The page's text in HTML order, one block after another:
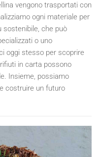
vengono trasportati con
ogni materiale per
che può
o uno
oggi stesso per scoprire
in carta possono
Insieme, possiamo
costruire un futuro